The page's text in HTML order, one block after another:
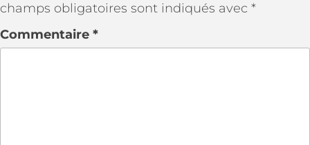
champs obligatoires sont indiqués avec *
Commentaire *